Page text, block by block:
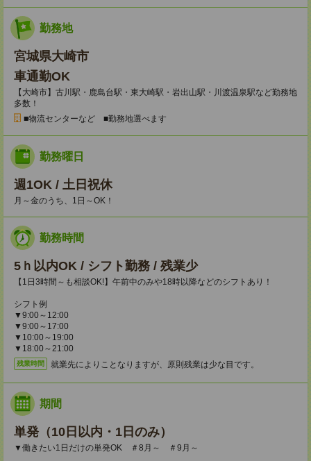
勤務地
宮城県大崎市
車通勤OK
【大崎市】古川駅・鹿島台駅・東大崎駅・岩出山駅・川渡温泉駅など勤務地
多数！
■物流センターなど ■勤務地選べます
勤務曜日
週1OK / 土日祝休
月～金のうち、1日～OK！
勤務時間
5ｈ以内OK / シフト勤務 / 残業少
【1日3時間～も相談OK!】午前中のみや18時以降などのシフトあり！
シフト例
▼9:00～12:00
▼9:00～17:00
▼10:00～19:00
▼18:00～21:00
残業時間 就業先によりことなりますが、原則残業は少な目です。
期間
単発（10日以内・1日のみ）
▼働きたい1日だけの単発OK ＃8月～ ＃9月～